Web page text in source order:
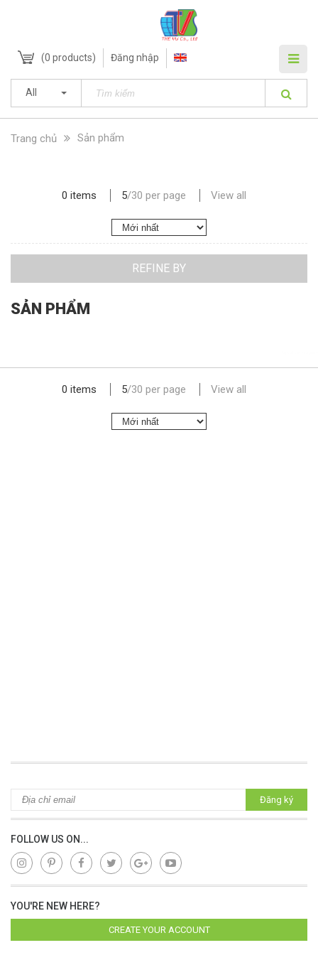
(0 products) Đăng nhập
All
Trang chủ Sản phẩm
REFINE BY
0 items 5/30 per page View all
SẢN PHẨM
0 items 5/30 per page View all
Đăng ký
FOLLOW US ON...
YOU'RE NEW HERE?
CREATE YOUR ACCOUNT